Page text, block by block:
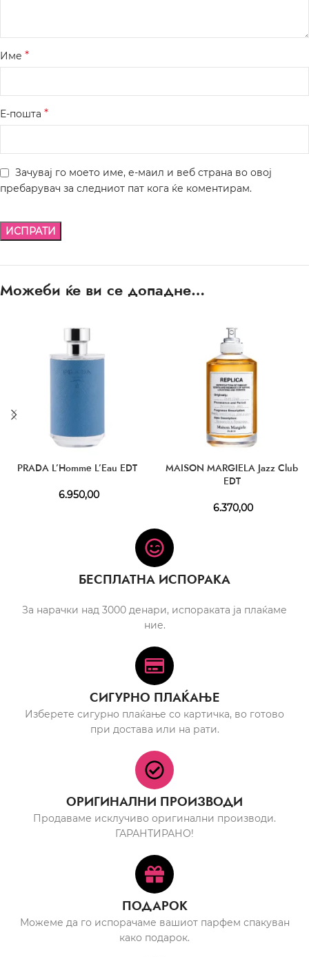
Име *
Е-пошта *
Зачувај го моето име, е-маил и веб страна во овој
пребарувач за следниот пат кога ќе коментирам.
Можеби ќе ви се допадне…
PRADA L’Homme L’Eau EDT
6.950,00
MAISON MARGIELA Jazz Club
EDT
6.370,00
БЕСПЛАТНА ИСПОРАКА
За нарачки над 3000 денари, испораката ја плаќаме
ние.
СИГУРНО ПЛАЌАЊЕ
Изберете сигурно плаќање со картичка, во готово
при достава или на рати.
ОРИГИНАЛНИ ПРОИЗВОДИ
Продаваме исклучиво оригинални производи.
ГАРАНТИРАНО!
ПОДАРОК
Можеме да го испорачаме вашиот парфем спакуван
како подарок.